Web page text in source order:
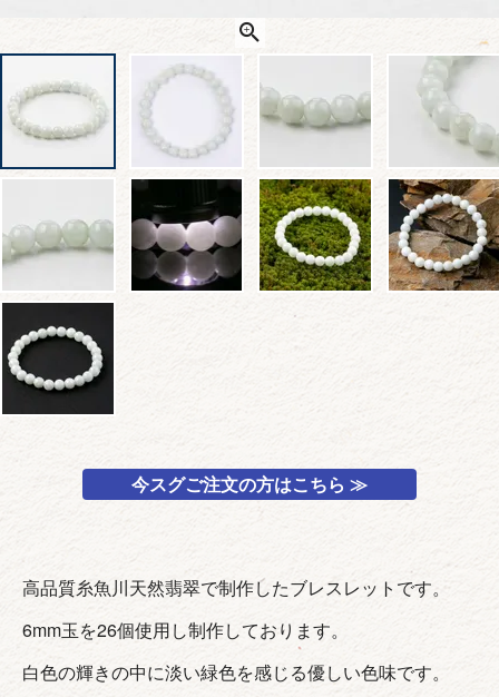
今スグご注文の方はこちら ≫
高品質糸魚川天然翡翠で制作したブレスレットです。
6mm玉を26個使用し制作しております。
白色の輝きの中に淡い緑色を感じる優しい色味です。